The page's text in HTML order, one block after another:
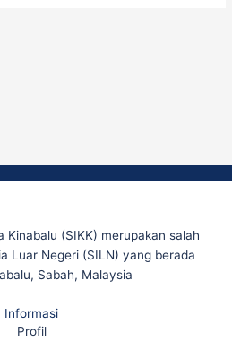
Kinabalu (SIKK) merupakan salah
Luar Negeri (SILN) yang berada
Sabah, Malaysia
Informasi
Profil